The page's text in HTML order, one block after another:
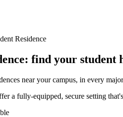
Residence
find your student
near your campus, in every
a fully-equipped, secure setting